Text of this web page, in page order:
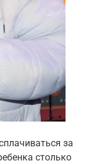
за
столько